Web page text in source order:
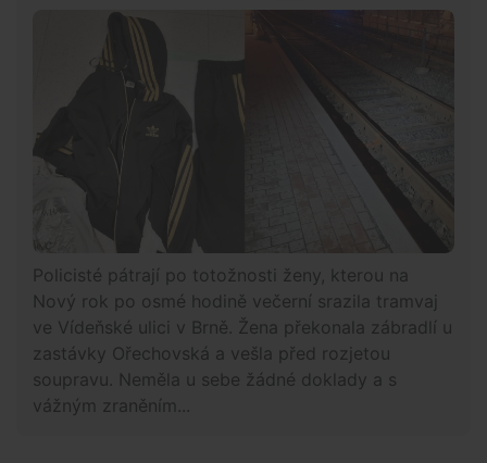
Policisté pátrají po totožnosti ženy, kterou na
Nový rok po osmé hodině večerní srazila tramvaj
ve Vídeňské ulici v Brně. Žena překonala zábradlí u
zastávky Ořechovská a vešla před rozjetou
soupravu. Neměla u sebe žádné doklady a s
vážným zraněním...